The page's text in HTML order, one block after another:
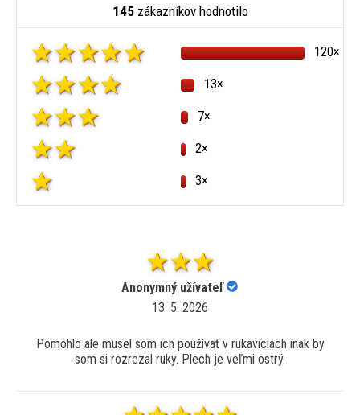
145zákazníkov hodnotilo
120×
13×
7×
2×
3×
Anonymný užívateľ
13. 5. 2026
Pomohlo ale musel som ich používať v rukaviciach inak by
som si rozrezal ruky. Plech je veľmi ostrý.